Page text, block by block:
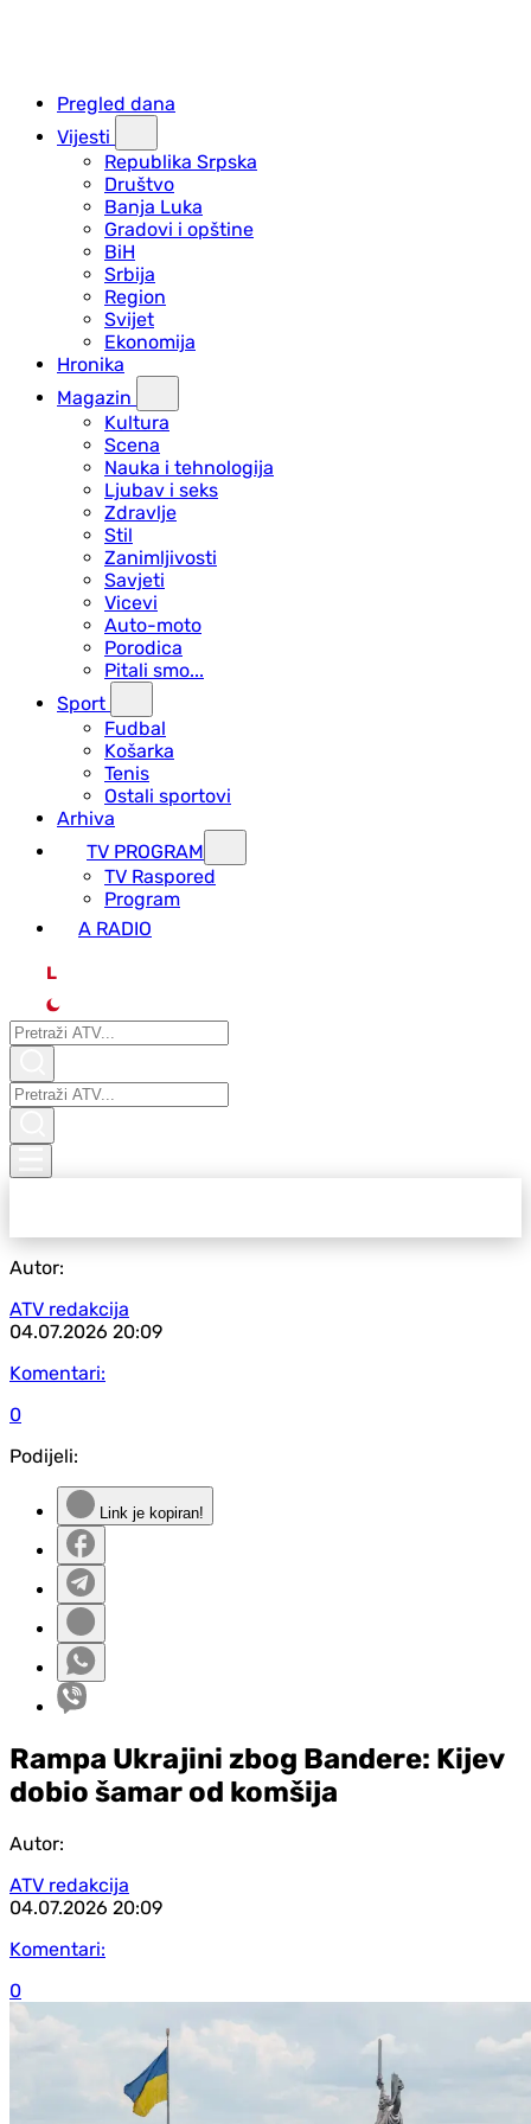
Pregled dana
Vijesti
Republika Srpska
Društvo
Banja Luka
Gradovi i opštine
BiH
Srbija
Region
Svijet
Ekonomija
Hronika
Magazin
Kultura
Scena
Nauka i tehnologija
Ljubav i seks
Zdravlje
Stil
Zanimljivosti
Savjeti
Vicevi
Auto-moto
Porodica
Pitali smo...
Sport
Fudbal
Košarka
Tenis
Ostali sportovi
Arhiva
TV PROGRAM
ТV Raspored
Program
A RADIO
L
Autor:
ATV redakcija
04.07.2026 20:09
Komentari:
0
Podijeli:
Link je kopiran!
Rampa Ukrajini zbog Bandere: Kijev
dobio šamar od komšija
Autor:
ATV redakcija
04.07.2026 20:09
Komentari:
0